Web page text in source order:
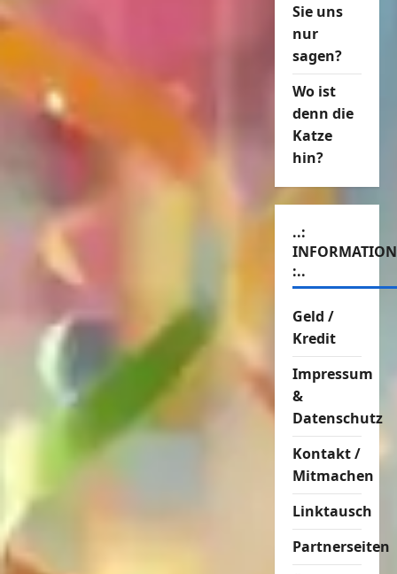
Sie uns
nur
sagen?
Wo ist
denn die
Katze
hin?
..:
:..
Geld /
Kredit
Impressum
&
Datenschutz
Kontakt /
Mitmachen
Linktausch
Partnerseiten